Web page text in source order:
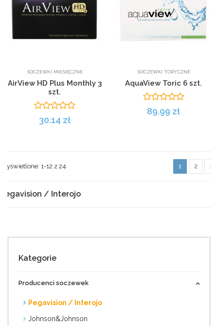
SOCZEWKI MIESIĘCZNE
AirView HD Plus Monthly 3
szt.
30.14 zł
SOCZEWKI TORYCZNE
AquaView Toric 6 szt.
89.99 zł
Wyświetlone: 1-12 z 24 1 2
Pegavision / Interojo
Kategorie
Producenci soczewek
Pegavision / Interojo
Johnson&Johnson